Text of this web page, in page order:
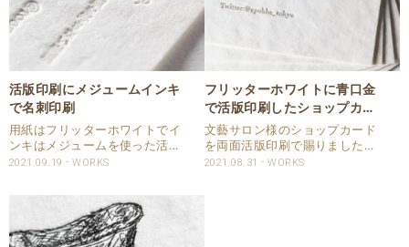
活版印刷にメジュームインキ
で名刺印刷
用紙はフリッターホワイトでイ
ンキはメジュームを使った活版
名刺を請け賜わりました。 メジ
気に仕上がります。 メジューム
インキは材料で少し黄味がかっ
たものがある為、微細..
2021.09.19 WORKS
フリッターホワイトに青口金
で活版印刷したショップカー
ド
文藝サロン様のショップカード
を両面活版印刷で賜りました。
片面は高濃度青口金、もう片面
2021.08.31 WORKS